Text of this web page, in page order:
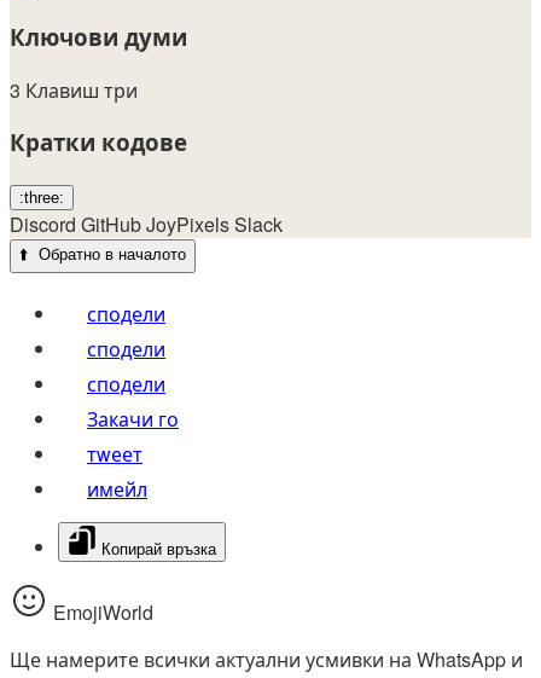
Ключови думи
3 Клавиш три
Кратки кодове
:three:
Discord GitHubJoyPixelsSlack
⬆️ Обратно в началото
сподели
сподели
сподели
Закачи го
тwеет
имейл
Копирай връзка
EmojiWorld
Ще намерите всички актуални усмивки на WhatsApp и